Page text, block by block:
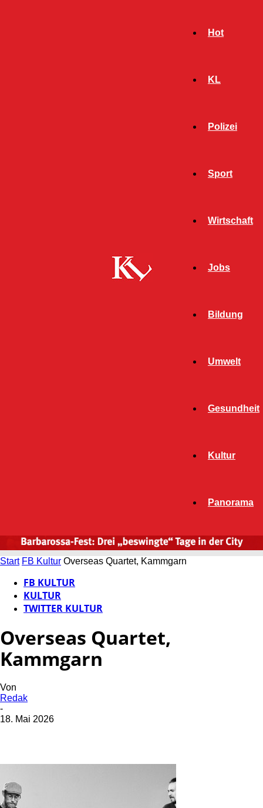
Hot
KL
Polizei
Sport
Wirtschaft
Jobs
Bildung
Umwelt
Gesundheit
Kultur
Panorama
Start FB Kultur Overseas Quartet, Kammgarn
FB KULTUR
KULTUR
TWITTER KULTUR
Overseas Quartet,
Kammgarn
Von
Redak
-
18. Mai 2026